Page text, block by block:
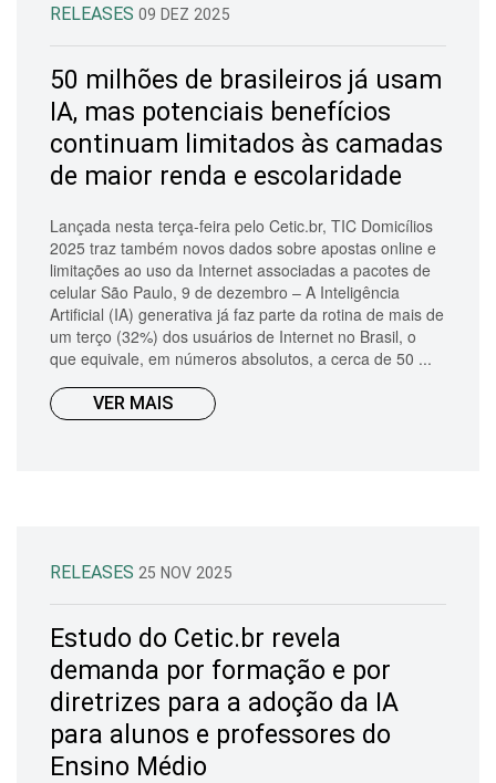
RELEASES 09 DEZ 2025
50 milhões de brasileiros já usam
IA, mas potenciais benefícios
continuam limitados às camadas
de maior renda e escolaridade
Lançada nesta terça-feira pelo Cetic.br, TIC Domicílios
2025 traz também novos dados sobre apostas online e
limitações ao uso da Internet associadas a pacotes de
celular São Paulo, 9 de dezembro – A Inteligência
Artificial (IA) generativa já faz parte da rotina de mais de
um terço (32%) dos usuários de Internet no Brasil, o
que equivale, em números absolutos, a cerca de 50 ...
VER MAIS
RELEASES 25 NOV 2025
Estudo do Cetic.br revela
demanda por formação e por
diretrizes para a adoção da IA
para alunos e professores do
Ensino Médio